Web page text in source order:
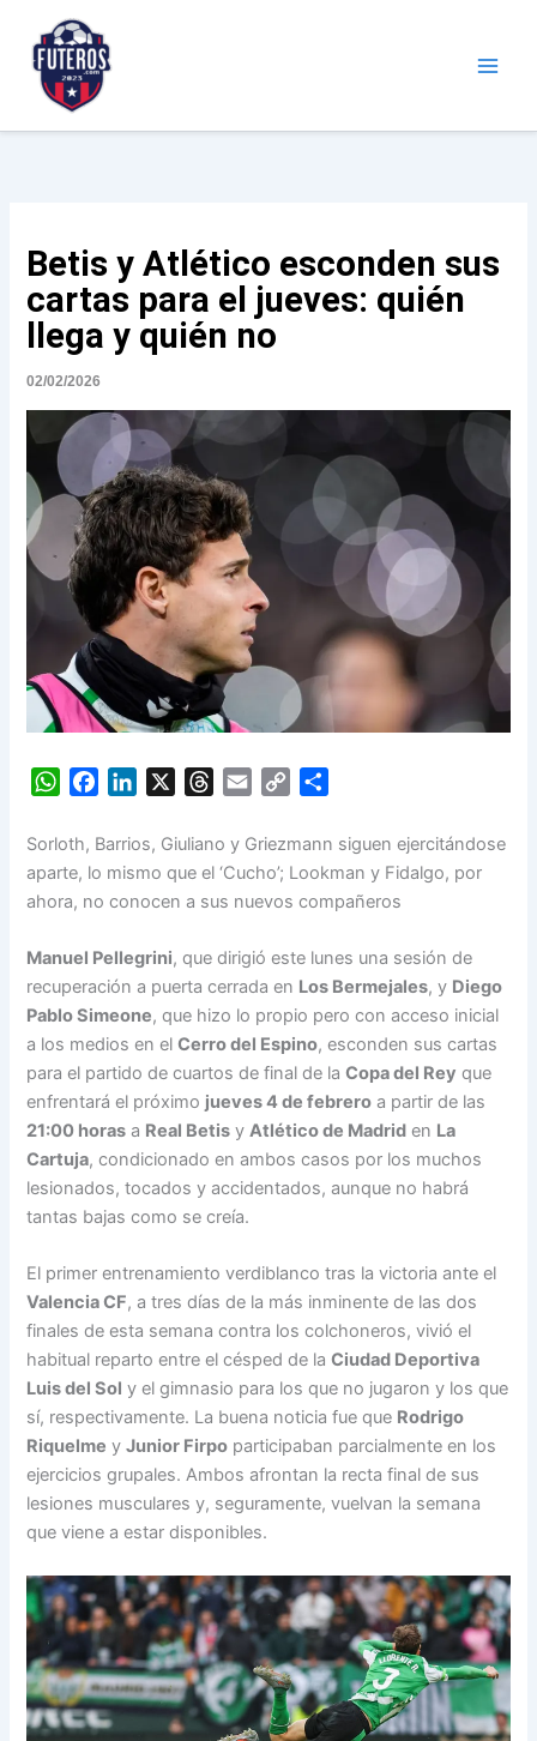
contenido
Betis y Atlético esconden sus
cartas para el jueves: quién
llega y quién no
02/02/2026
W
a
t
s
p
p
c
e
b
o
k
n
k
e
I
n
r
e
a
s
a
i
l
C
p
y
L
n
k
a
r
e
Sorloth, Barrios, Giuliano y Griezmann siguen ejercitándose
aparte, lo mismo que el ‘Cucho’; Lookman y Fidalgo, por
ahora, no conocen a sus nuevos compañeros
Manuel Pellegrini, que dirigió este lunes una sesión de
recuperación a puerta cerrada en Los Bermejales, y Diego
Pablo Simeone, que hizo lo propio pero con acceso inicial
a los medios en elCerro del Espino, esconden sus cartas
para el partido de cuartos de final de laCopa del Rey que
enfrentará el próximo jueves 4 de febrero a partir de las
21:00 horas a Real Betis yAtlético de Madrid en La
Cartuja, condicionado en ambos casos por los muchos
lesionados, tocados y accidentados, aunque no habrá
tantas bajas como se creía.
El primer entrenamiento verdiblanco tras la victoria ante el
Valencia CF, a tres días de la más inminente de las dos
finales de esta semana contra los colchoneros, vivió el
habitual reparto entre el césped de laCiudad Deportiva
Luis del Sol y el gimnasio para los que no jugaron y los que
sí, respectivamente. La buena noticia fue que Rodrigo
Riquelme yJunior Firpo participaban parcialmente en los
ejercicios grupales. Ambos afrontan la recta final de sus
lesiones musculares y, seguramente, vuelvan la semana
que viene a estar disponibles.